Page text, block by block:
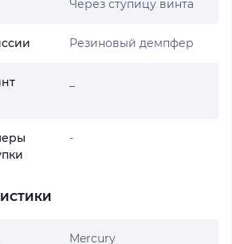
Через ступицу винта
Резиновый демпфер
-
Mercury